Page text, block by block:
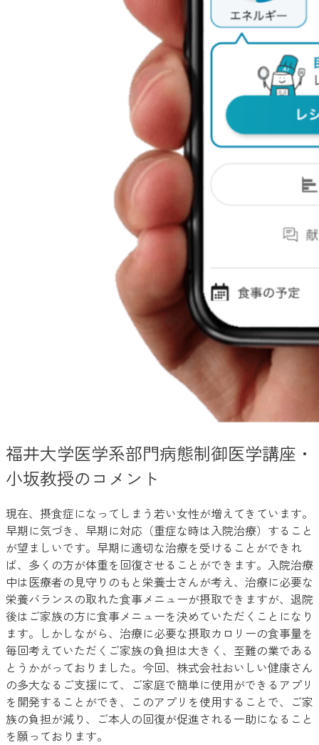
福井大学医学系部門病態制御医学講座・
小坂教授のコメント
現在、摂食症になってしまう若い女性が増えてきています。
早期に気づき、早期に対応（重症な時は入院治療）すること
が望ましいです。早期に適切な治療を受けることができれ
ば、多くの方が体重を回復させることができます。入院治療
中は医療者の見守りのもと栄養士さんが考え、治療に必要な
栄養バランスの取れた食事メニューが摂取できますが、退院
後はご家族の方に食事メニューを決めていただくことになり
ます。しかしながら、治療に必要な摂取カロリーの食事量を
毎回考えていただくご家族の負担は大きく、至難の業である
とうかがっておりました。今回、株式会社おいしい健康さん
の多大なるご支援にて、ご家庭で簡単に使用ができるアプリ
を開発することができ、このアプリを使用することで、ご家
族の負担が減り、ご本人の回復が促進される一助になること
を願っております。